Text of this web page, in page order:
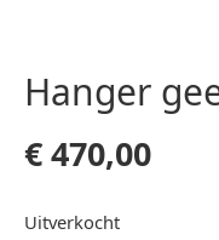
Hanger
€470,00
Uitverkocht